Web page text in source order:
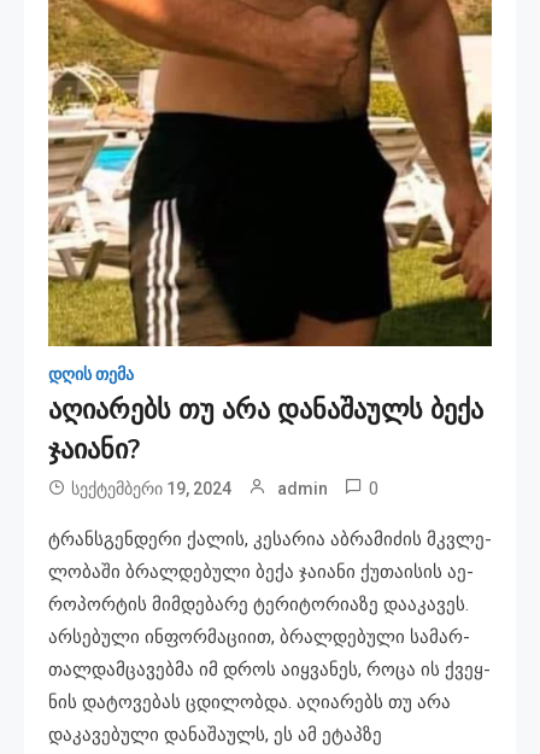
დღის თემა
აღიარებს თუ არა დანაშაულს ბექა
ჯაიანი?
სექტემბერი 19, 2024 admin 0
ტრანსგენ­დე­რი ქა­ლის, კე­სა­რია აბ­რა­მი­ძის მკვლე­
ლო­ბა­ში ბრალ­დე­ბუ­ლი ბექა ჯა­ი­ა­ნი ქუ­თა­ი­სის აე­
რო­პორ­ტის მიმ­დე­ბა­რე ტე­რი­ტო­რი­ა­ზე და­ა­კა­ვეს.
არ­სე­ბუ­ლი ინ­ფორ­მა­ცი­ით, ბრალ­დე­ბუ­ლი სა­მარ­
თალ­დამ­ცა­ვებ­მა იმ დროს აიყ­ვა­ნეს, როცა ის ქვეყ­
ნის და­ტო­ვე­ბას ცდი­ლობ­და. აღიარებს თუ არა
დაკავებული დანაშაულს, ეს ამ ეტაპზე